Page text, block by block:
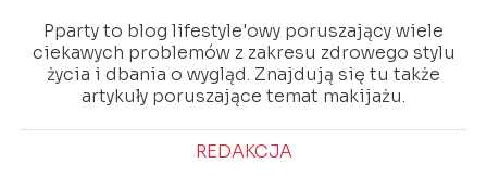
Pparty to blog lifestyle'owy poruszający wiele
ciekawych problemów z zakresu zdrowego stylu
życia i dbania o wygląd. Znajdują się tu także
artykuły poruszające temat makijażu.
REDAKCJA